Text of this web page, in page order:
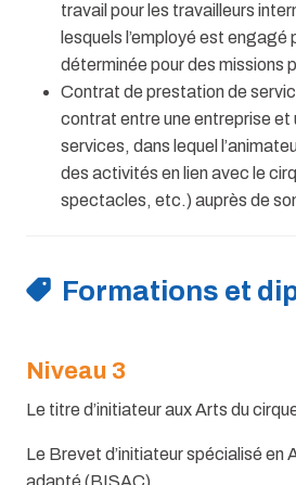
travail pour les travailleurs
lesquels l’employé est engagé
déterminée pour des missions
Contrat de prestation de
contrat entre une entreprise et
services, dans lequel
des activités en lien avec le
spectacles, etc.) auprès de
Formations et
Niveau 3
Le titre d’initiateur aux Arts du
Le Brevet d’initiateur spécialisé en
adapté (BISAC)